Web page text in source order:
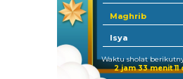
Maghrib
Isya
Waktu sholat
2 jam 33 menit 11